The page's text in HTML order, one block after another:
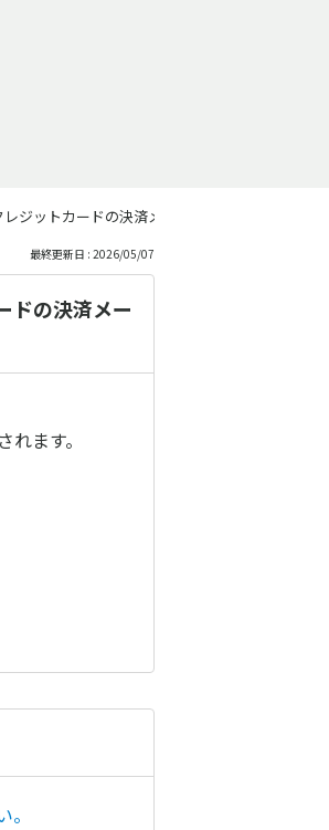
ジットカードの決済メールがきました。どうい
最終更新日 : 2026/05/07
ドの決済メー
ます。